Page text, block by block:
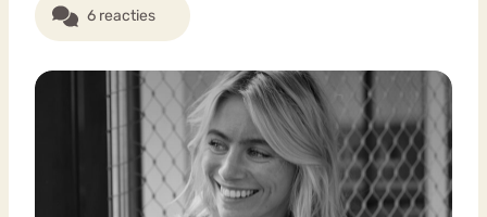
6 reacties